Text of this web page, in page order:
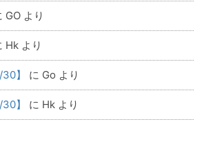
GO より
Hk より
】 に Go より
】 に Hk より